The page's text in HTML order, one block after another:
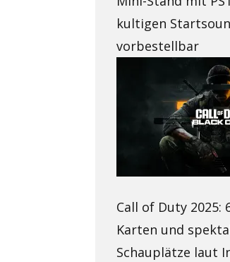
kultigen
vorbestellbar
Call of Duty 2025:
Karten und
Schauplätze laut